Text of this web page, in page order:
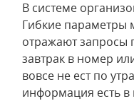
В системе
Гибкие параметры
отражают запросы
завтрак в номер
вовсе не ест по
информация есть